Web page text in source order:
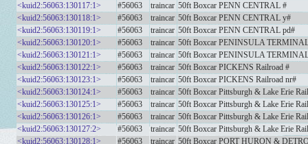
<kuid2:56063:130117:1>
#56063 traincar 50ft Boxcar PENN CENTRAL #
<kuid2:56063:130118:1>
#56063 traincar 50ft Boxcar PENN CENTRAL y#
<kuid2:56063:130119:1>
#56063 traincar 50ft Boxcar PENN CENTRAL pd#
<kuid2:56063:130120:1>
#56063 traincar 50ft Boxcar PENINSULA
<kuid2:56063:130121:1>
#56063 traincar 50ft Boxcar PENINSULA
<kuid2:56063:130122:1>
#56063 traincar 50ft Boxcar PICKENS Railroad #
<kuid2:56063:130123:1>
#56063 traincar 50ft Boxcar PICKENS Railroad nr#
<kuid2:56063:130124:1>
#56063 traincar 50ft Boxcar Pittsburgh & Lake Erie
<kuid2:56063:130125:1>
#56063 traincar 50ft Boxcar Pittsburgh & Lake Erie
<kuid2:56063:130126:1>
#56063 traincar 50ft Boxcar Pittsburgh & Lake Erie
<kuid2:56063:130127:2>
#56063 traincar 50ft Boxcar Pittsburgh & Lake Erie
<kuid2:56063:130128:1>
#56063 traincar 50ft Boxcar PORT HURON &